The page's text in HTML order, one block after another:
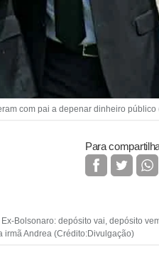
com pai a depenar dinheiro
Para
Bolsonaro: depósito vai, depósito
irmã Andrea (Crédito:Divulgação)